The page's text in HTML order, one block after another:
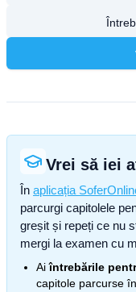
Vrei să iei
În aplicația
parcurgi capitolele
greșit și repeți ce nu
mergi la examen cu
Aiîntrebările
capitole parcurse